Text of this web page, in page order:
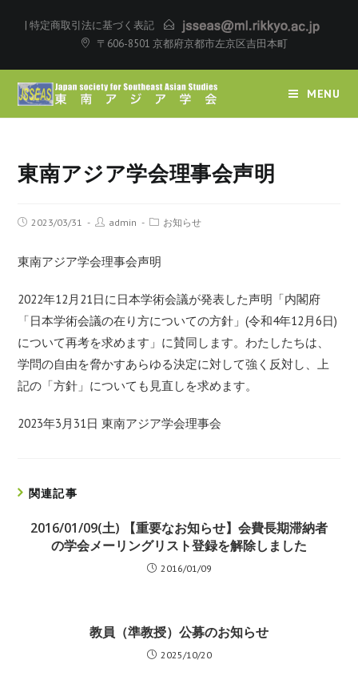
| 特定商取引法に基づく表記
〒606-8501 京都府京都市左京区吉田本町
MENU
東南アジア学会理事会声明
2023/03/31 admin お知らせ
東南アジア学会理事会声明
2022年12月21日に日本学術会議が発表した声明 「内閣府
「日本学術会議の在り方についての方針」(令和4年12月6日)
について再考を求めます」 に賛同します。わたしたちは、
学問の自由を脅かすあらゆる決定に対して強く反対し、上
記の「方針 」についても見直しを求めます。
2023年3月31日 東南アジア学会理事会
関連記事
2016/01/09(土) 【重要なお知らせ】会費長期滞納者
の学会メーリングリスト登録を解除しました
2016/01/09
教員（準教授）公募のお知らせ
2025/10/20